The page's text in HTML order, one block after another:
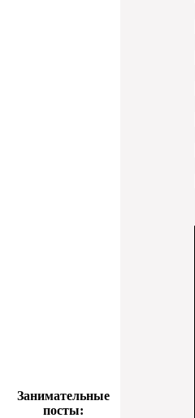
Занимательные
посты: